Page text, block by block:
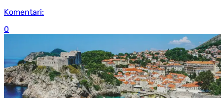
Komentari:
0